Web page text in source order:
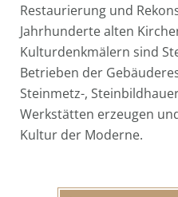
Restaurierung und
Jahrhunderte alten
Kulturdenkmälern sind
Betrieben der
Steinmetz-,
Werkstätten erzeugen
Kultur der Moderne.